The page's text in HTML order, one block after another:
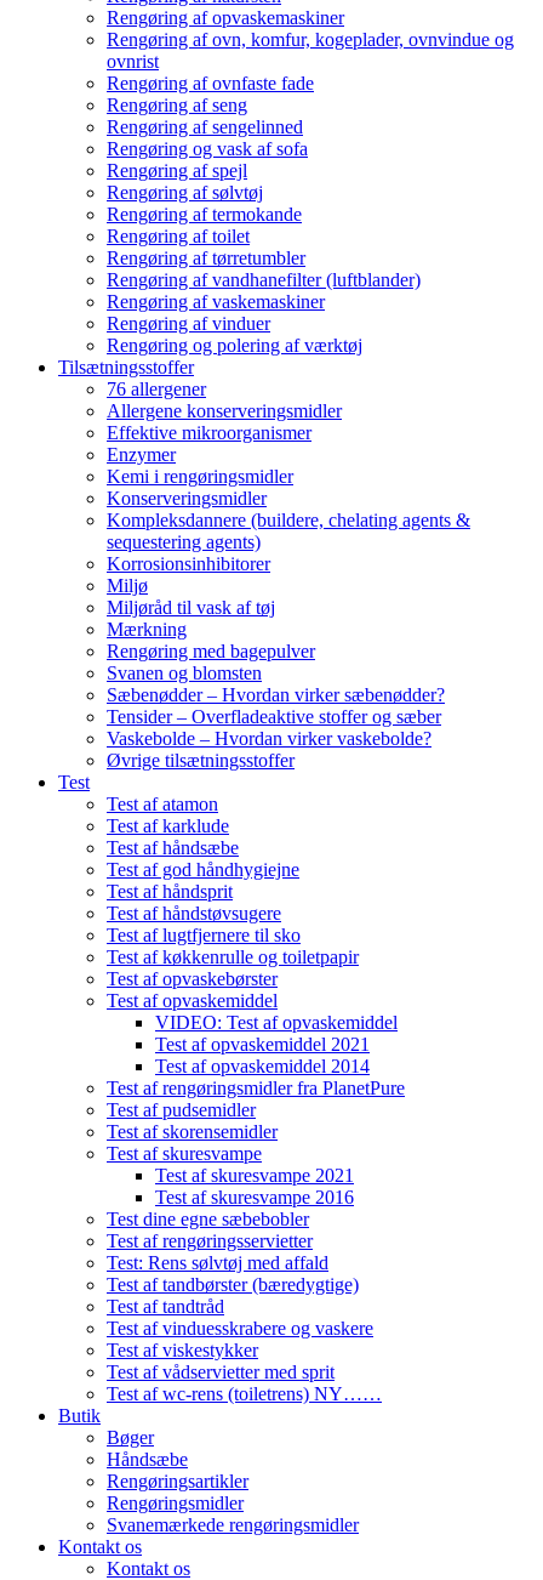
Rengøring af opvaskemaskiner
Rengøring af ovn, komfur, kogeplader, ovnvindue og
ovnrist
Rengøring af ovnfaste fade
Rengøring af seng
Rengøring af sengelinned
Rengøring og vask af sofa
Rengøring af spejl
Rengøring af sølvtøj
Rengøring af termokande
Rengøring af toilet
Rengøring af tørretumbler
Rengøring af vandhanefilter (luftblander)
Rengøring af vaskemaskiner
Rengøring af vinduer
Rengøring og polering af værktøj
Tilsætningsstoffer
76 allergener
Allergene konserveringsmidler
Effektive mikroorganismer
Enzymer
Kemi i rengøringsmidler
Konserveringsmidler
Kompleksdannere (buildere, chelating agents &
sequestering agents)
Korrosionsinhibitorer
Miljø
Miljøråd til vask af tøj
Mærkning
Rengøring med bagepulver
Svanen og blomsten
Sæbenødder – Hvordan virker sæbenødder?
Tensider – Overfladeaktive stoffer og sæber
Vaskebolde – Hvordan virker vaskebolde?
Øvrige tilsætningsstoffer
Test
Test af atamon
Test af karklude
Test af håndsæbe
Test af god håndhygiejne
Test af håndsprit
Test af håndstøvsugere
Test af lugtfjernere til sko
Test af køkkenrulle og toiletpapir
Test af opvaskebørster
Test af opvaskemiddel
VIDEO: Test af opvaskemiddel
Test af opvaskemiddel 2021
Test af opvaskemiddel 2014
Test af rengøringsmidler fra PlanetPure
Test af pudsemidler
Test af skorensemidler
Test af skuresvampe
Test af skuresvampe 2021
Test af skuresvampe 2016
Test dine egne sæbebobler
Test af rengøringsservietter
Test: Rens sølvtøj med affald
Test af tandbørster (bæredygtige)
Test af tandtråd
Test af vinduesskrabere og vaskere
Test af viskestykker
Test af vådservietter med sprit
Test af wc-rens (toiletrens) NY……
Butik
Bøger
Håndsæbe
Rengøringsartikler
Rengøringsmidler
Svanemærkede rengøringsmidler
Kontakt os
Kontakt os